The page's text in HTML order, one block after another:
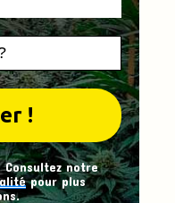
Consultez notre
pour plus